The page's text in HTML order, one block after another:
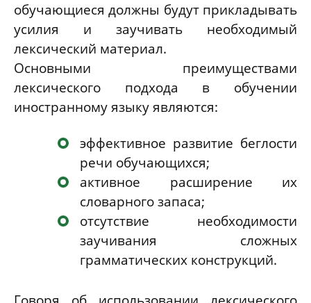
обучающиеся должны будут прикладывать
усилия и заучивать необходимый
лексический материал.
Основными преимуществами
лексического подхода в обучении
иностранному языку являются:
эффективное развитие беглости
речи обучающихся;
активное расширение их
словарного запаса;
отсутствие необходимости
заучивания сложных
грамматических конструкций.